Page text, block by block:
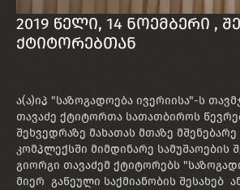
2019 წელი, 14 ნოემბერი ,
ქტიტორებთან
ა(ა)იპ "საზოგადოება ივერიისა"-ს
თავაძე ქტიტორთა სათათბიროს
შეხვედრაზე მახათას მთაზე
კომპლექსში მიმდინარე სამუშაოების
გიორგი თავაძემ ქტიტორებს
მიერ გაწეული საქმიანობის შესახებ